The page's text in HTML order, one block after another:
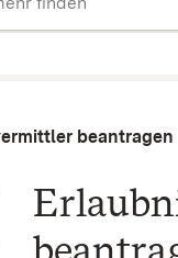
beantragen